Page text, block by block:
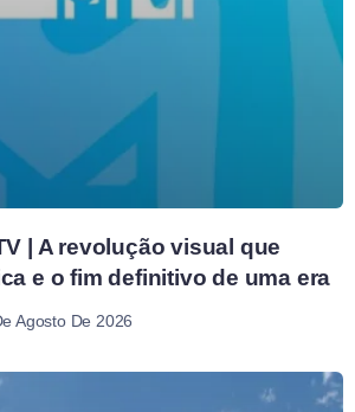
| A revolução visual que
e o fim definitivo de uma era
Agosto De 2026